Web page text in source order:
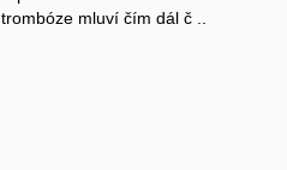
trombóze mluví čím dál č ..